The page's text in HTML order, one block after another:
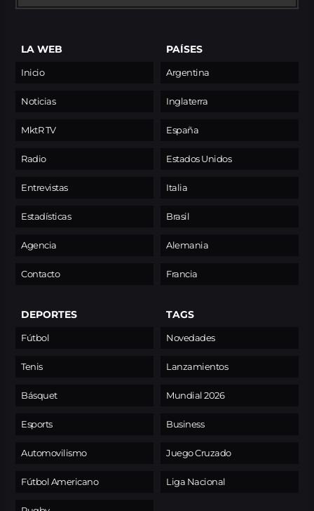
LA WEB
Inicio
Noticias
MktR TV
Radio
Entrevistas
Estadísticas
Agencia
Contacto
PAÍSES
Argentina
Inglaterra
España
Estados Unidos
Italia
Brasil
Alemania
Francia
DEPORTES
Fútbol
Tenis
Básquet
Esports
Automovilismo
Fútbol Americano
TAGS
Novedades
Lanzamientos
Mundial 2026
Business
Juego Cruzado
Liga Nacional